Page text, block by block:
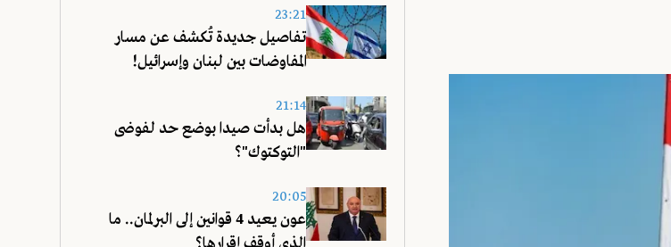
23:21
تفاصيل جديدة تُكشف عن مسار
المفاوضات بين لبنان وإسرائيل!
21:14
هل بدأت صيدا بوضع حد لفوضى
"التوكتوك"؟
20:05
عون يعيد 4 قوانين إلى البرلمان.. ما